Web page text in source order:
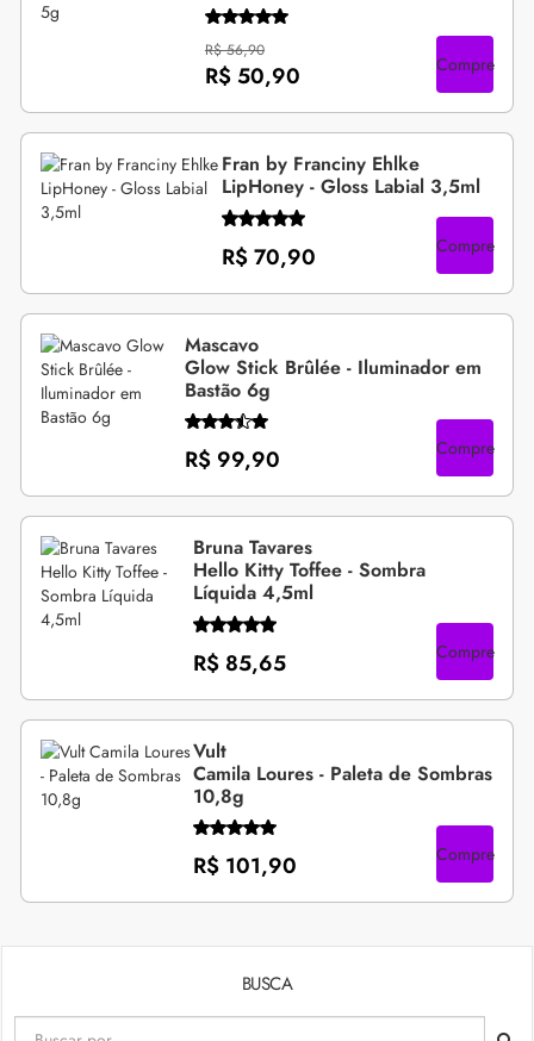
R$ 56,90
R$ 50,90 Compre
Fran by Franciny Ehlke
LipHoney - Gloss Labial 3,5ml
R$ 70,90 Compre
Mascavo
Glow Stick Brûlée - Iluminador em
Bastão 6g
R$ 99,90 Compre
Bruna Tavares
Hello Kitty Toffee - Sombra
Líquida 4,5ml
R$ 85,65 Compre
Vult
Camila Loures - Paleta de Sombras
10,8g
R$ 101,90 Compre
BUSCA